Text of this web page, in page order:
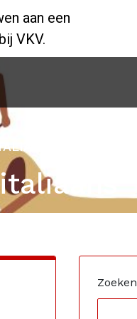
aan een
VKV.
Zoeken